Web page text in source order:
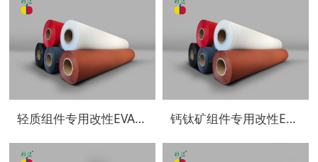
轻质组件专用改性EVA封装膜 钙钛矿组件专用改性EVA封装膜